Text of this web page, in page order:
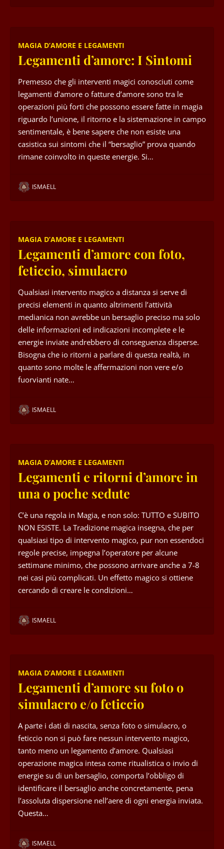
MAGIA D’AMORE E LEGAMENTI
Legamenti d’amore: I Sintomi
Premesso che gli interventi magici conosciuti come
legamenti d’amore o fatture d’amore sono tra le
operazioni più forti che possono essere fatte in magia
riguardo l’unione, il ritorno e la sistemazione in campo
sentimentale, è bene sapere che non esiste una
casistica sui sintomi che il “bersaglio” prova quando
rimane coinvolto in queste energie. Si…
ISMAELL
MAGIA D’AMORE E LEGAMENTI
Legamenti d’amore con foto,
feticcio, simulacro
Qualsiasi intervento magico a distanza si serve di
precisi elementi in quanto altrimenti l’attività
medianica non avrebbe un bersaglio preciso ma solo
delle informazioni ed indicazioni incomplete e le
energie inviate andrebbero di conseguenza disperse.
Bisogna che io ritorni a parlare di questa realtà, in
quanto sono molte le affermazioni non vere e/o
fuorvianti nate…
ISMAELL
MAGIA D’AMORE E LEGAMENTI
Legamenti e ritorni d’amore in
una o poche sedute
C’è una regola in Magia, e non solo: TUTTO e SUBITO
NON ESISTE. La Tradizione magica insegna, che per
qualsiasi tipo di intervento magico, pur non essendoci
regole precise, impegna l’operatore per alcune
settimane minimo, che possono arrivare anche a 7-8
nei casi più complicati. Un effetto magico si ottiene
cercando di creare le condizioni…
ISMAELL
MAGIA D’AMORE E LEGAMENTI
Legamenti d’amore su foto o
simulacro e/o feticcio
A parte i dati di nascita, senza foto o simulacro, o
feticcio non si può fare nessun intervento magico,
tanto meno un legamento d’amore. Qualsiasi
operazione magica intesa come ritualistica o invio di
energie su di un bersaglio, comporta l’obbligo di
identificare il bersaglio anche concretamente, pena
l’assoluta dispersione nell’aere di ogni energia inviata.
Questa…
ISMAELL